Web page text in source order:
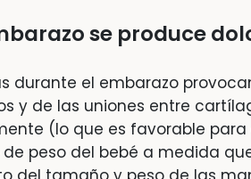
se produce
durante el embarazo
y de las uniones entre
(lo que es favorable para
peso del bebé a medida